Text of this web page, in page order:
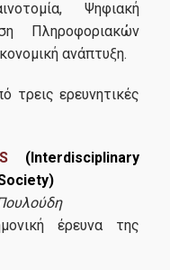
Ψηφιακή
Πληροφοριακών
ανάπτυξη.
τρεις ερευνητικές
(Interdisciplinary
έρευνα της